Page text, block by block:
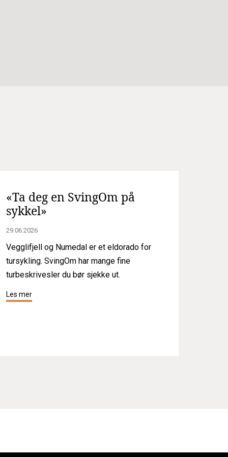
«Ta deg en SvingOm på
sykkel»
29.06.2026
Vegglifjell og Numedal er et eldorado for
tursykling. SvingOm har mange fine
turbeskrivesler du bør sjekke ut.
Les mer